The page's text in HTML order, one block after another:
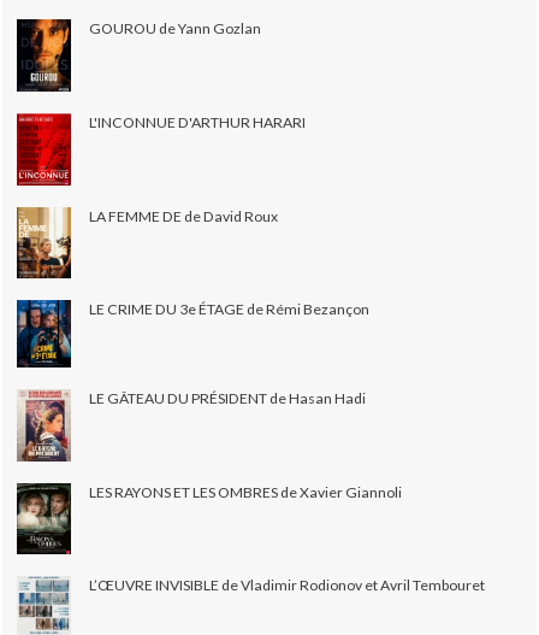
GOUROU de Yann Gozlan
L'INCONNUE D'ARTHUR HARARI
LA FEMME DE de David Roux
LE CRIME DU 3e ÉTAGE de Rémi Bezançon
LE GÂTEAU DU PRÉSIDENT de Hasan Hadi
LES RAYONS ET LES OMBRES de Xavier Giannoli
L’ŒUVRE INVISIBLE de Vladimir Rodionov et Avril Tembouret